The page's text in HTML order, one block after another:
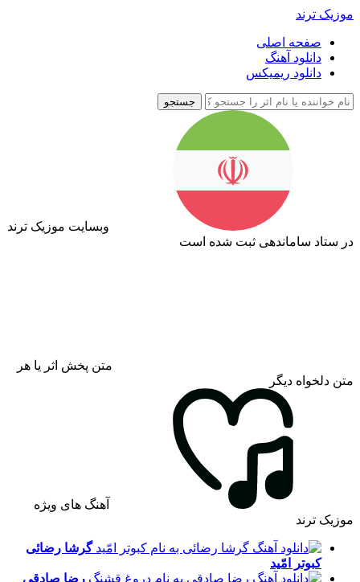
موزیک ترند
صفحه اصلی
دانلود آهنگ
دانلود ریمیکس
جستجو
وبسایت موزیک ترند
در ستاد ساماندهی ثبت شده است
متن پخش اثر یا هر
متن دلخواه دیگر
آهنگ های ویژه
موزیک ترند
گرشا رضائی
کبوتر امّید
رضا صادقی